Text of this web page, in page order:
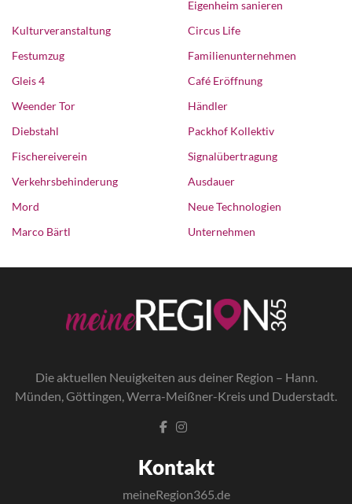
Eigenheim sanieren
Kulturveranstaltung
Festumzug
Gleis 4
Weender Tor
Diebstahl
Fischereiverein
Verkehrsbehinderung
Mord
Marco Bärtl
Circus Life
Familienunternehmen
Café Eröffnung
Händler
Packhof Kollektiv
Signalübertragung
Ausdauer
Neue Technologien
Unternehmen
Die aktuellen Neuigkeiten aus deiner Region – Hann.
Münden, Göttingen, Werra-Meißner-Kreis und Duderstadt.
Kontakt
meineRegion365.de